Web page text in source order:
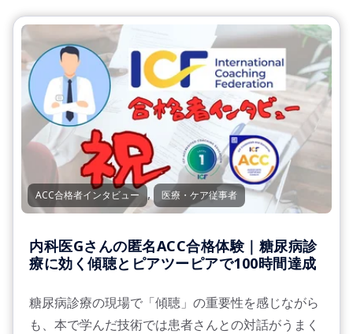
ACC合格者インタビュー , 医療・ケア従事者
内科医Gさんの匿名ACC合格体験｜糖尿病診
療に効く傾聴とピアツーピアで100時間達成
糖尿病診療の現場で「傾聴」の重要性を感じながら
も、本で学んだ技術では患者さんとの対話がうまく